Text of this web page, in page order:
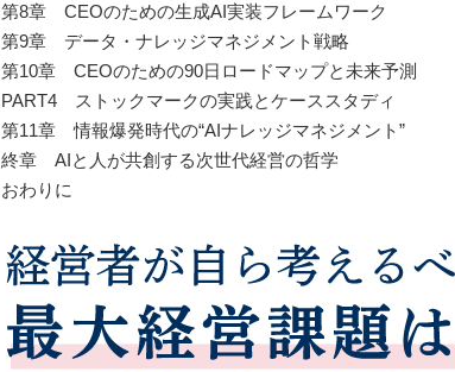
第8章 CEOのための生成AI実装フレームワーク
第9章 データ・ナレッジマネジメント戦略
第10章 CEOのための90日ロードマップと未来予測
PART4 ストックマークの実践とケーススタディ
第11章 情報爆発時代の“AIナレッジマネジメント”
終章 AIと人が共創する次世代経営の哲学
おわりに